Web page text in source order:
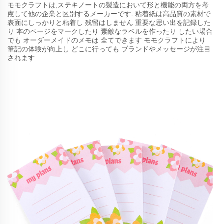
モモクラフトは,ステキノートの製造において形と機能の両方を考
慮して他の企業と区別するメーカーです. 粘着紙は高品質の素材で
表面にしっかりと粘着し 残留はしません 重要な思い出を記録した
り 本のページをマークしたり 素敵なラベルを作ったり したい場合
でも オーダーメイドのメモは 全てできます モモクラフトにより
筆記の体験が向上し どこに行っても ブランドやメッセージが注目
されます